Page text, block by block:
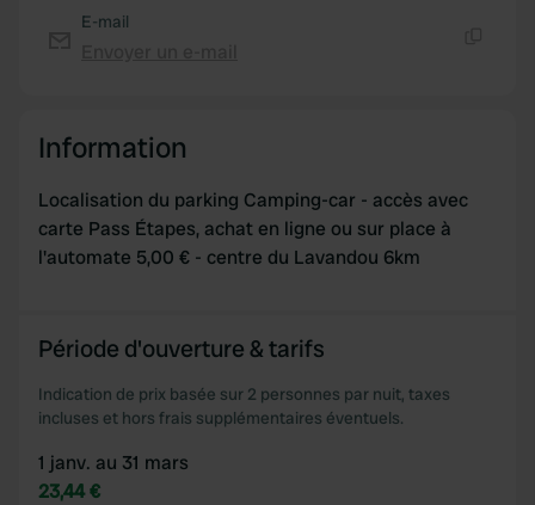
We also share information about your use of our site with
of their services.
E-mail
Information
Localisation du parking Camping-car - accès avec
carte Pass Étapes, achat en ligne ou sur place à
l'automate 5,00 € - centre du Lavandou 6km
Période d'ouverture & tarifs
Indication de prix basée sur 2 personnes par nuit, taxes
incluses et hors frais supplémentaires éventuels.
1 janv. au 31 mars
23,44 €